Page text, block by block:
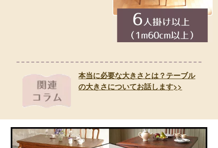
本当に必要な大きさとは？テーブル
の大きさについてお話します>>